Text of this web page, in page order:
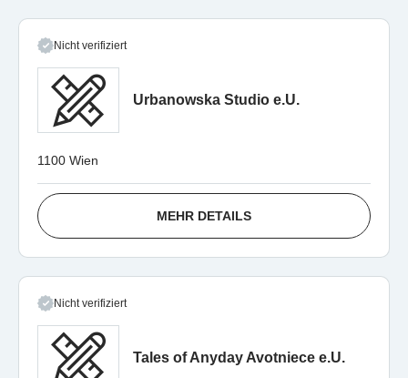
Nicht verifiziert
Urbanowska Studio e.U.
1100 Wien
MEHR DETAILS
Nicht verifiziert
Tales of Anyday Avotniece e.U.